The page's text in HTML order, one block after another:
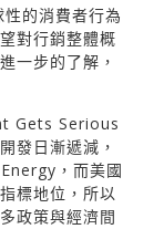
的消費者行為
對行銷整體概
一步的了解，
Gets Serious
發日漸遞減，
，而美國
標地位，所以
政策與經濟間